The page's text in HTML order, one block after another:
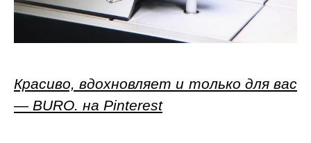
Красиво, вдохновляет и только для вас
— BURO. на Pinterest